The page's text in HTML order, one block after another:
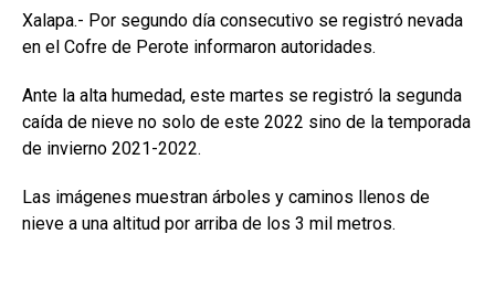
Xalapa.- Por segundo día consecutivo se registró nevada
en el Cofre de Perote informaron autoridades.
Ante la alta humedad, este martes se registró la segunda
caída de nieve no solo de este 2022 sino de la temporada
de invierno 2021-2022.
Las imágenes muestran árboles y caminos llenos de
nieve a una altitud por arriba de los 3 mil metros.